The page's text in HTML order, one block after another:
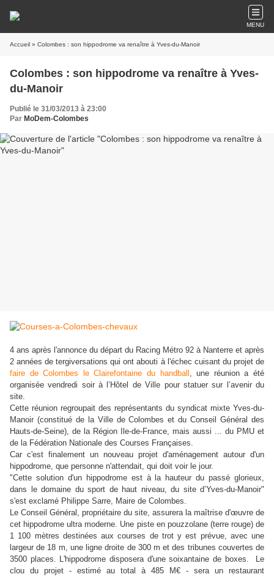
MENU
Accueil » Colombes : son hippodrome va renaître à Yves-du-Manoir
Colombes : son hippodrome va renaître à Yves-
du-Manoir
Publié le 31/03/2013 à 23:00
Par MoDem-Colombes
4 ans après l'annonce du départ du Racing Métro 92 à Nanterre et après
2 années de tergiversations qui ont abouti à l'échec cuisant du projet de
faire de Colombes le Clairefontaine du handball , une réunion a été
organisée vendredi soir à l’Hôtel de Ville pour statuer sur l’avenir du
site.
Cette réunion regroupait des représentants du syndicat mixte Yves-du-
Manoir (constitué de la Ville de Colombes et du Conseil Général des
Hauts-de-Seine), de la Région Ile-de-France, mais aussi ... du PMU et
de la Fédération Nationale des Courses Françaises.
Car c'est finalement un nouveau projet d'aménagement autour d'un
hippodrome, que personne n'attendait, qui doit voir le jour.
"Cette solution d'un hippodrome est à la hauteur du passé glorieux,
dans le domaine du sport de haut niveau, du site d’Yves-du-Manoir"
s'est exclamé Philippe Sarre, Maire de Colombes.
Le Conseil Général, propriétaire du site, assurera la maîtrise d'œuvre de
cet hippodrome ultra moderne. Une piste en pouzzolane (terre rouge) de
1 100 mètres destinées aux courses de trot y est prévue, avec une
largeur de 18 m, une ligne droite de 300 m et des tribunes couvertes de
3500 places. L'hippodrome disposera d'une soixantaine de boxes. Le
clou du projet - estimé au total à 485 M€ - sera un restaurant